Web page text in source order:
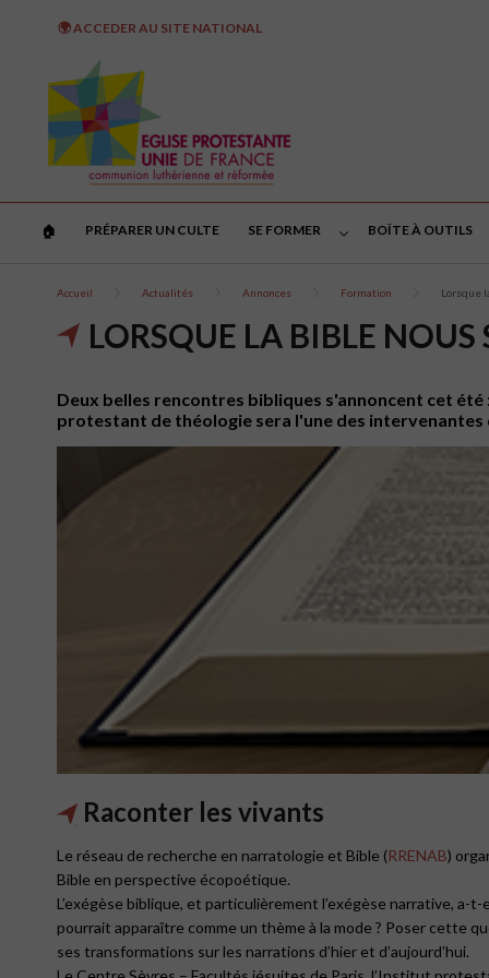
🌍 ACCEDER AU SITE NATIONAL
🏠︎ PRÉPARER UN CULTE SE FORMER BOÎTE À OUTILS
Accueil Actualités Annonces Formation Lorsque
LORSQUE LA BIBLE NOUS
Deux belles rencontres bibliques s'annoncent cet
protestant de théologie sera l'une des intervenantes
Raconter les vivants
Le réseau de recherche en narratologie et Bible (RRENAB)
Bible en perspective écopoétique.
L’exégèse biblique, et particulièrement l’exégèse narrative,
pourrait apparaître comme un thème à la mode ? Poser cette
ses transformations sur les narrations d’hier et d’aujourd’hui.